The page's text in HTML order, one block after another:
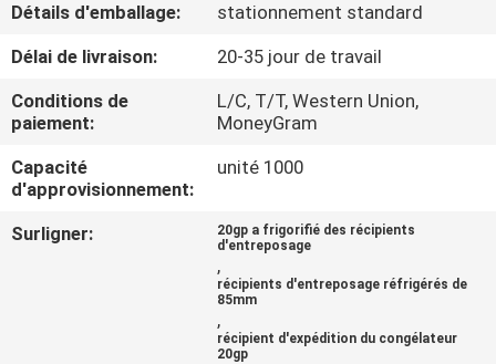
DE
L'USINE
CONTRÔLE
DE
Détails d'emballage:
stationnement standard
Délai de livraison:
20-35 jour de travail
Conditions de
paiement:
L/C, T/T, Western Union,
MoneyGram
Capacité
d'approvisionnement:
unité 1000
Surligner:
20gp a frigorifié des récipients
d'entreposage
,
récipients d'entreposage réfrigérés de
85mm
,
récipient d'expédition du congélateur
20gp